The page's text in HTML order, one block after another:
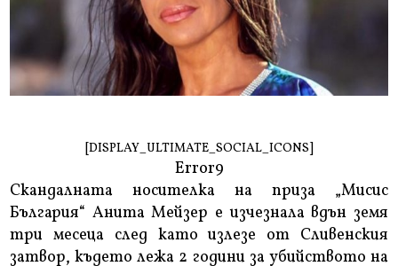
[DISPLAY_ULTIMATE_SOCIAL_ICONS]
Error9
Скандалната носителка на приза „Мисис
България“ Анита Мейзер е изчезнала вдън земя
три месеца след като излезе от Сливенския
затвор, където лежа 2 години за убийството на